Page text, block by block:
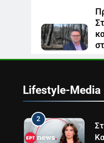
Lifestyle-Media
24
2